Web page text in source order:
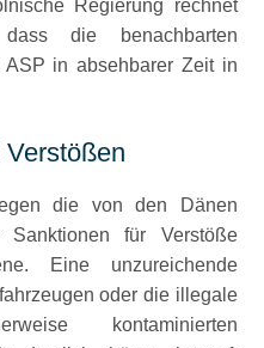
Regierung rechnet
die benachbarten
in absehbarer Zeit in
die von den Dänen
Sanktionen für Verstöße
Eine unzureichende
oder die illegale
kontaminierten